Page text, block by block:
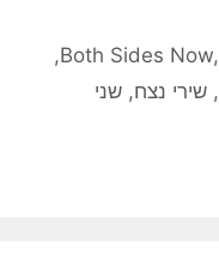
Both Sides Now,
,
, שירי נצח, שני